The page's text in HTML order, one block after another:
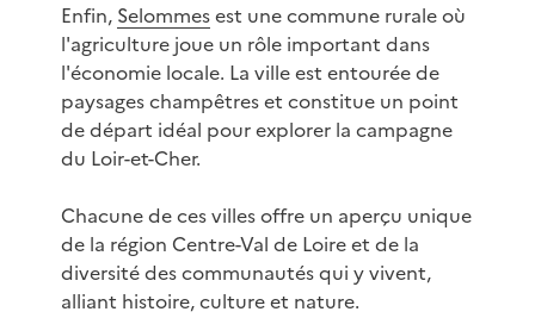
Enfin, Selommesest une commune rurale où
l'agriculture joue un rôle important dans
l'économie locale. La ville est entourée de
paysages champêtres et constitue un point
de départ idéal pour explorer la campagne
du Loir-et-Cher.
Chacune de ces villes offre un aperçu unique
de la région Centre-Val de Loire et de la
diversité des communautés qui y vivent,
alliant histoire, culture et nature.